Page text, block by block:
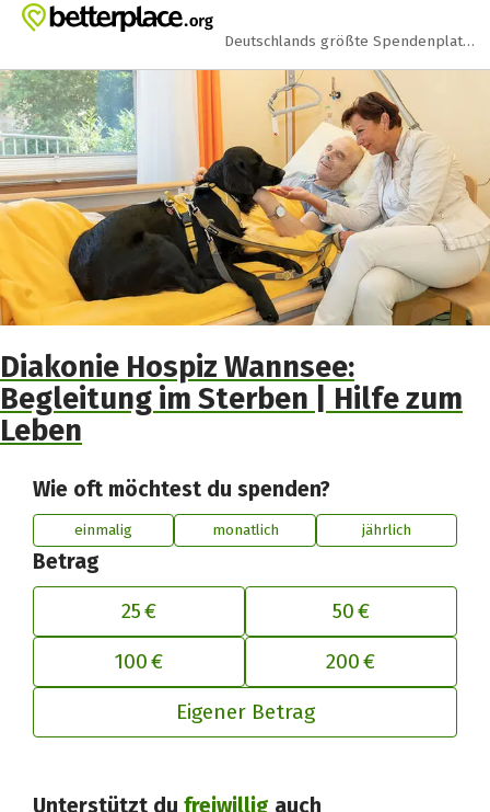
Zum Hauptinhalt springen
Erklärung zur Barrierefreiheit anzeigen
Deutschlands größte Spendenplattform
Diakonie Hospiz Wannsee:
Begleitung im Sterben | Hilfe zum
Leben
Wie oft möchtest du spenden?
einmalig monatlich jährlich
Betrag
25 €
50 €
100 € 200 €
Eigener Betrag
Unterstützt dufreiwillig auch